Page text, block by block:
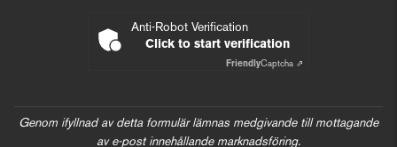
Anti-Robot Verification
Click to start verification
FriendlyCaptcha ⇗
Genom ifyllnad av detta formulär lämnas medgivande till mottagande
av e-post innehållande marknadsföring.